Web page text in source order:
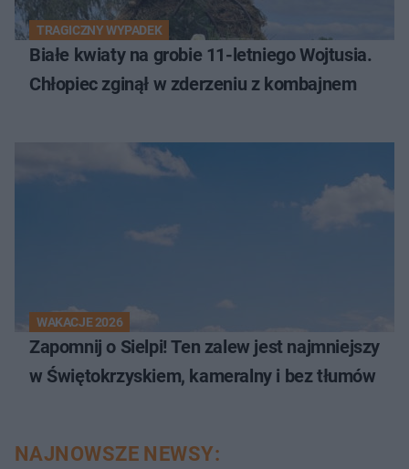
TRAGICZNY WYPADEK
Białe kwiaty na grobie 11-letniego Wojtusia.
Chłopiec zginął w zderzeniu z kombajnem
WAKACJE 2026
Zapomnij o Sielpi! Ten zalew jest najmniejszy
w Świętokrzyskiem, kameralny i bez tłumów
NAJNOWSZE NEWSY: